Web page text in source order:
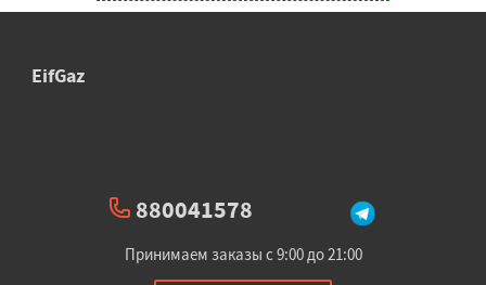
EifGaz
880041578
Принимаем заказы с 9:00 до 21:00